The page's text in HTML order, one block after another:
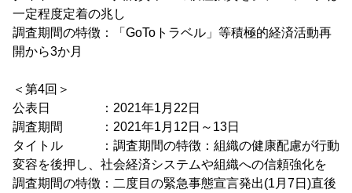
一定程度定着の兆し
調査期間の特徴：「GoToトラベル」等積極的経済活動再
開から3か月
＜第4回＞
公表日 ：2021年1月22日
調査期間 ：2021年1月12日～13日
タイトル ：調査期間の特徴：組織の健康配慮が行動
変容を後押し、社会経済システムや組織への信頼強化を
調査期間の特徴：二度目の緊急事態宣言発出(1月7日)直後